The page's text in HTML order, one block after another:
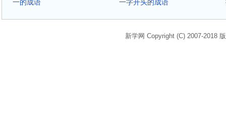
一的成语
一字开头的成语
新学网 Copyright (C) 2007-2018